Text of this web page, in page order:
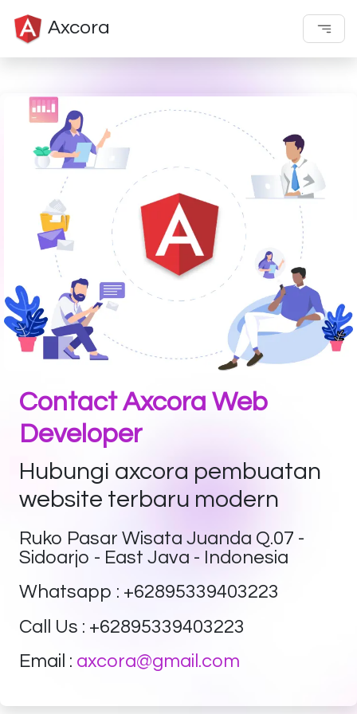
Axcora
Contact Axcora Web
Developer
Hubungi axcora pembuatan
website terbaru modern
Ruko Pasar Wisata Juanda Q.07 -
Sidoarjo - East Java - Indonesia
Whatsapp : +62895339403223
Call Us : +62895339403223
Email : axcora@gmail.com